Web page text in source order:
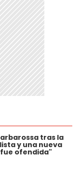
tras la
y una nueva
ofendida"